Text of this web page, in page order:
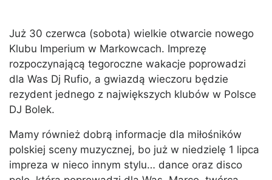
Już 30 czerwca (sobota) wielkie otwarcie nowego
Klubu Imperium w Markowcach. Imprezę
rozpoczynającą tegoroczne wakacje poprowadzi
dla Was Dj Rufio, a gwiazdą wieczoru będzie
rezydent jednego z największych klubów w Polsce
DJ Bolek.
Mamy również dobrą informacje dla miłośników
polskiej sceny muzycznej, bo już w niedzielę 1 lipca
impreza w nieco innym stylu… dance oraz disco